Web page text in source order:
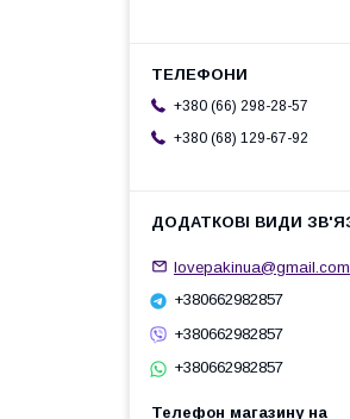
+380 (66) 298-28-57
+380 (68) 129-67-92
lovepakinua@gmail.com
+380662982857
+380662982857
+380662982857
Телефон магазину на